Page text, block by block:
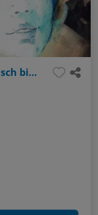
Faszination Aquarell - Von klassisch bis innovativ